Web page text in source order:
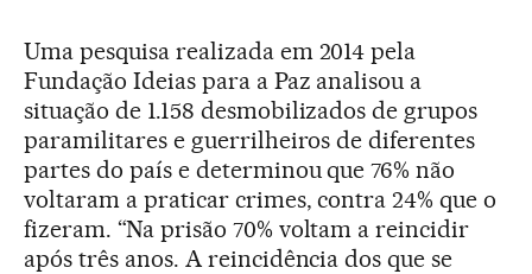
Uma pesquisa realizada em 2014 pela
Fundação Ideias para a Paz analisou a
situação de 1.158 desmobilizados de grupos
paramilitares e guerrilheiros de diferentes
partes do país e determinou que 76% não
voltaram a praticar crimes, contra 24% que o
fizeram. “Na prisão 70% voltam a reincidir
após três anos. A reincidência dos que se